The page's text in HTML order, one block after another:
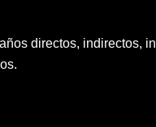
directos,